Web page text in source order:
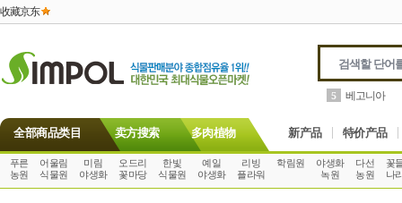
收藏京东
5 베고니아
全部商品类目 卖方搜索 多肉植物 新产品 特价产品
푸른
농원
어울림
식물원
미림
야생화
오드리
꽃마당
한빛
식물원
예일
야생화
리빙
플라워
학림원
야생화
녹원
다선
농원
꽃
나